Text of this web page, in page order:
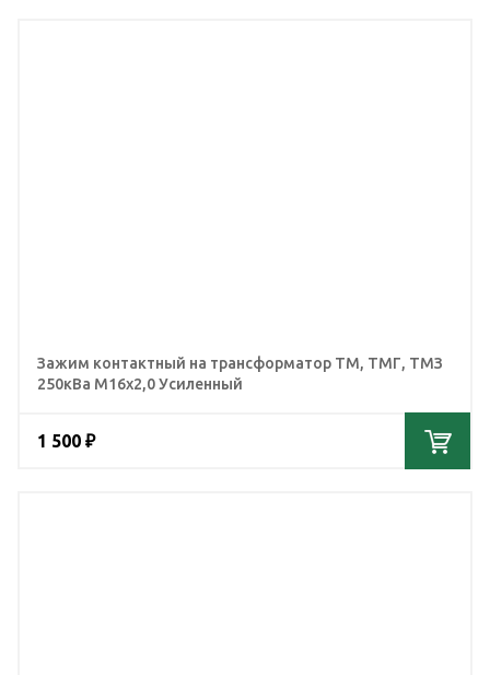
Зажим контактный на трансформатор ТМ, ТМГ, ТМЗ
250кВа М16х2,0 Усиленный
1 500 ₽